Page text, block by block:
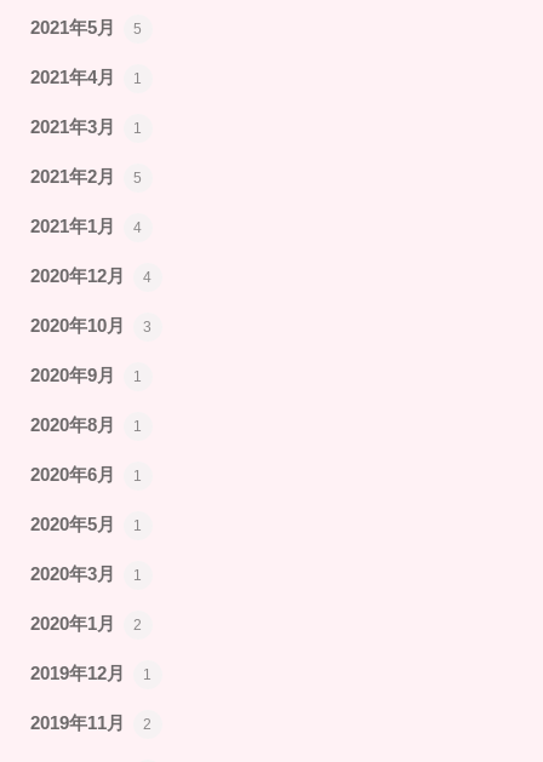
2021年5月 5
2021年4月 1
2021年3月 1
2021年2月 5
2021年1月 4
2020年12月 4
2020年10月 3
2020年9月 1
2020年8月 1
2020年6月 1
2020年5月 1
2020年3月 1
2020年1月 2
2019年12月 1
2019年11月 2